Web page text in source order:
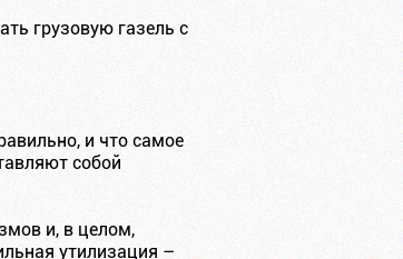
грузовую газель с
и что самое
собой
и, в целом,
утилизация –